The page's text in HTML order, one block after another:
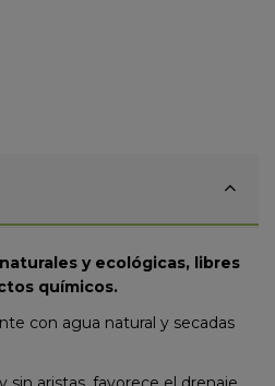
y ecológicas, libres
químicos.
con agua natural y secadas